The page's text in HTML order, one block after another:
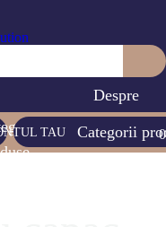
Despre
noi
Categorii
Contact
TAU 0